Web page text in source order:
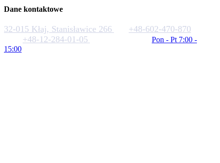
Dane kontaktowe
32-015 Kłaj, Stanisławice 266
+48-602-470-870
+48-12-284-01-05
Pon - Pt 7:00 -
15:00